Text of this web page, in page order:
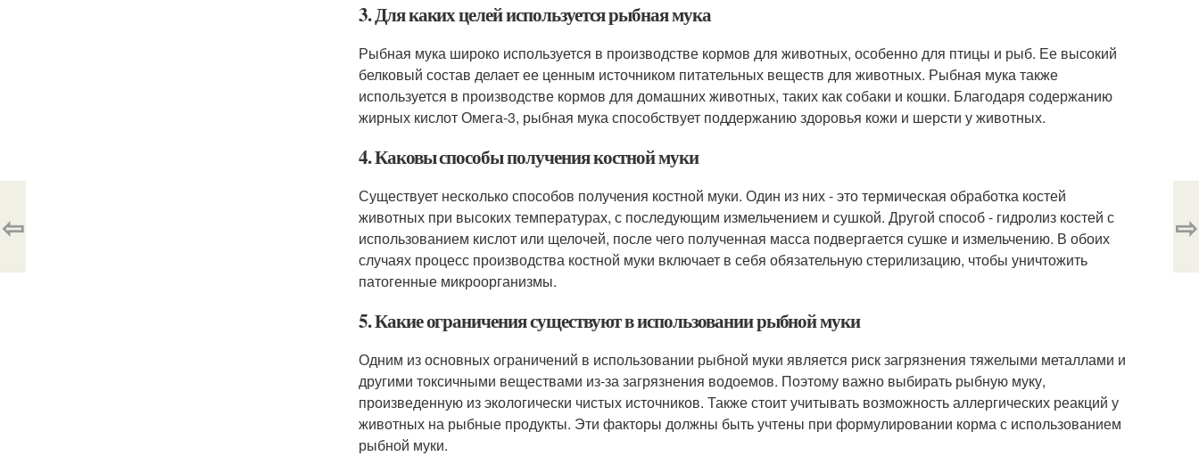
3. Для каких целей используется рыбная мука
Рыбная мука широко используется в производстве кормов для животных, особенно для птицы и рыб. Ее высокий
белковый состав делает ее ценным источником питательных веществ для животных. Рыбная мука также
используется в производстве кормов для домашних животных, таких как собаки и кошки. Благодаря содержанию
жирных кислот Омега-3, рыбная мука способствует поддержанию здоровья кожи и шерсти у животных.
4. Каковы способы получения костной муки
Существует несколько способов получения костной муки. Один из них - это термическая обработка костей
животных при высоких температурах, с последующим измельчением и сушкой. Другой способ - гидролиз костей с
использованием кислот или щелочей, после чего полученная масса подвергается сушке и измельчению. В обоих
случаях процесс производства костной муки включает в себя обязательную стерилизацию, чтобы уничтожить
патогенные микроорганизмы.
5. Какие ограничения существуют в использовании рыбной муки
Одним из основных ограничений в использовании рыбной муки является риск загрязнения тяжелыми металлами и
другими токсичными веществами из-за загрязнения водоемов. Поэтому важно выбирать рыбную муку,
произведенную из экологически чистых источников. Также стоит учитывать возможность аллергических реакций у
животных на рыбные продукты. Эти факторы должны быть учтены при формулировании корма с использованием
рыбной муки.
⇦ ⇨